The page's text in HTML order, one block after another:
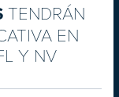
TENDRÁN
EN
Y NV